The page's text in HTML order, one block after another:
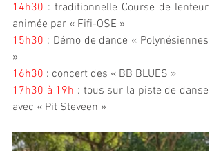
14h30 : traditionnelle Course de lenteur
animée par « Fifi-OSE »
15h30 : Démo de dance « Polynésiennes
»
16h30 : concert des « BB BLUES »
17h30 à 19h : tous sur la piste de danse
avec « Pit Steveen »